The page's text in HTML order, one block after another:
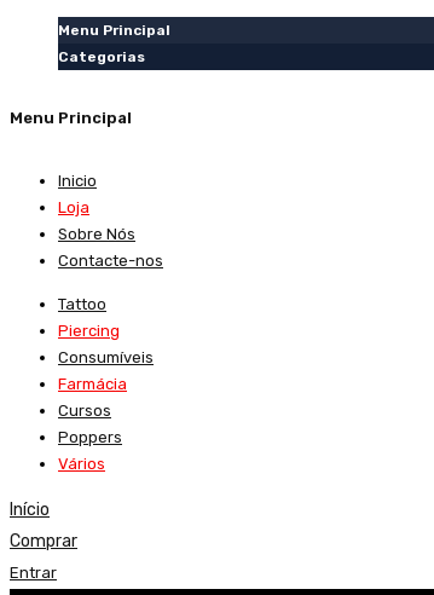
Menu Principal
Categorias
Menu Principal
Inicio
Loja
Sobre Nós
Contacte-nos
Tattoo
Piercing
Consumíveis
Farmácia
Cursos
Poppers
Vários
Início
Comprar
Entrar